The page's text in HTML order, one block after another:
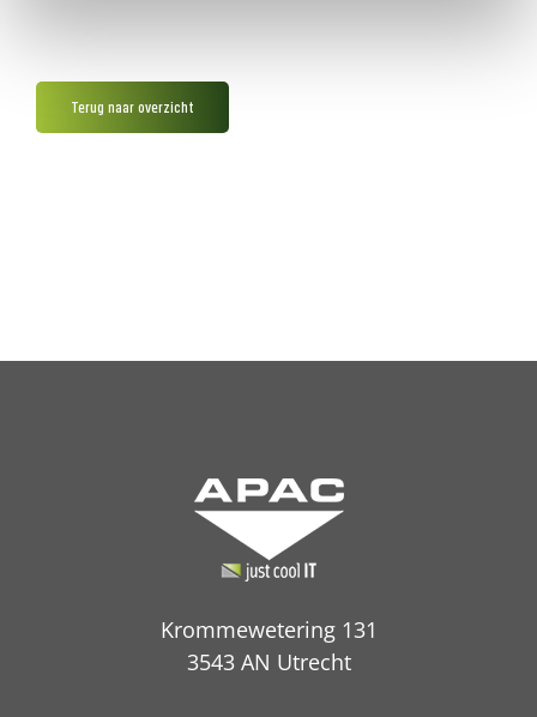
Terug naar overzicht
Krommewetering 131
3543 AN Utrecht